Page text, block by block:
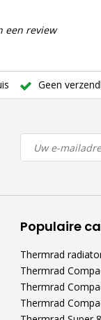
een review
Geen
Populaire
Thermrad
Thermrad
Thermrad
Thermrad